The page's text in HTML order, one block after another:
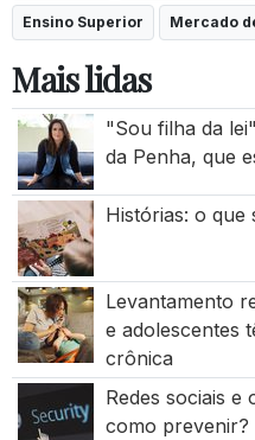
Ensino Superior Mercado
Mais lidas
"Sou filha da
da Penha, que
Histórias: o que
Levantamento
e adolescentes
crônica
Redes sociais e
como prevenir?